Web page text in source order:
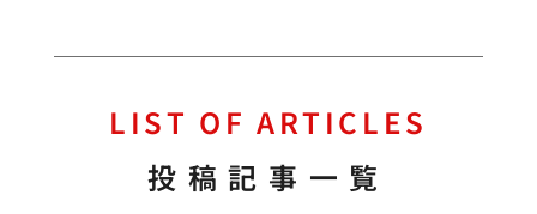
LIST OF ARTICLES
投稿記事一覧